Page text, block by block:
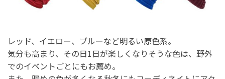
レッド、イエロー、ブルーなど明るい原色系。
気分も高まり、その日1日が楽しくなりそうな色は、野外
でのイベントごとにもお薦め。